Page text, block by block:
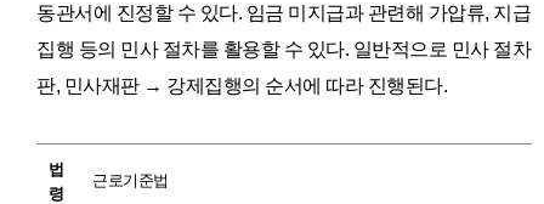
동관서에 진정할 수 있다. 임금 미지급과 관련해 가압류, 지급
집행 등의 민사 절차를 활용할 수 있다. 일반적으로 민사 절차
판, 민사재판 → 강제집행의 순서에 따라 진행된다.
법
령
근로기준법